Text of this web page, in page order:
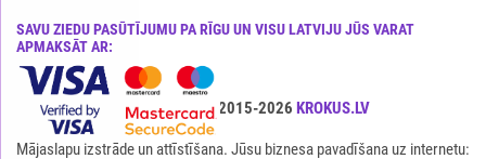
SAVU ZIEDU PASŪTĪJUMU PA RĪGU UN VISU LATVIJU JŪS VARAT
APMAKSĀT AR:
Visas tiesības ir aizsargātas© 2015-2026 KROKUS.LV
Mājaslapu izstrāde un attīstīšana. Jūsu biznesa pavadīšana uz internetu: